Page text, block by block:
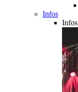
Infos
Infos